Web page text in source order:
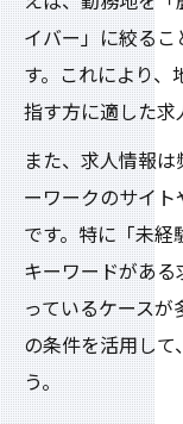
イバー」に絞るこ
す。これにより、
指す方に適した求
また、求人情報
ーワークのサイ
です。特に「未経
キーワードがあ
っているケースが
の条件を活用して
う。